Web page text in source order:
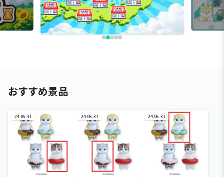
おすすめ景品
24.05.31 24.05.31 24.05.31